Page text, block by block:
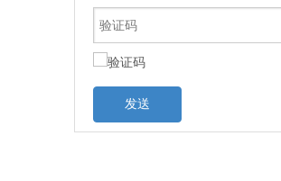
发送